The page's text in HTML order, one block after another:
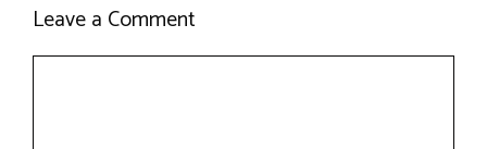
Leave a Comment